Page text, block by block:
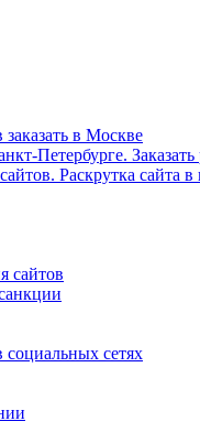
в Москве
Петербурге.
Раскрутка сайта
сайтов
сетях